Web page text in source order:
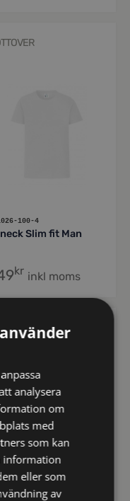
100-4
Slim fit Man
kr inkl moms
analysera
om
med
som kan
information
eller som
av